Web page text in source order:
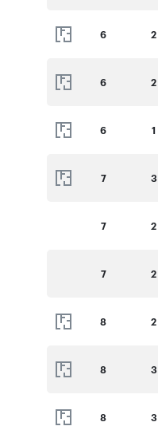
6 2
6 2
6 1
7 3
7 2
7 2
8 2
8 3
8 3